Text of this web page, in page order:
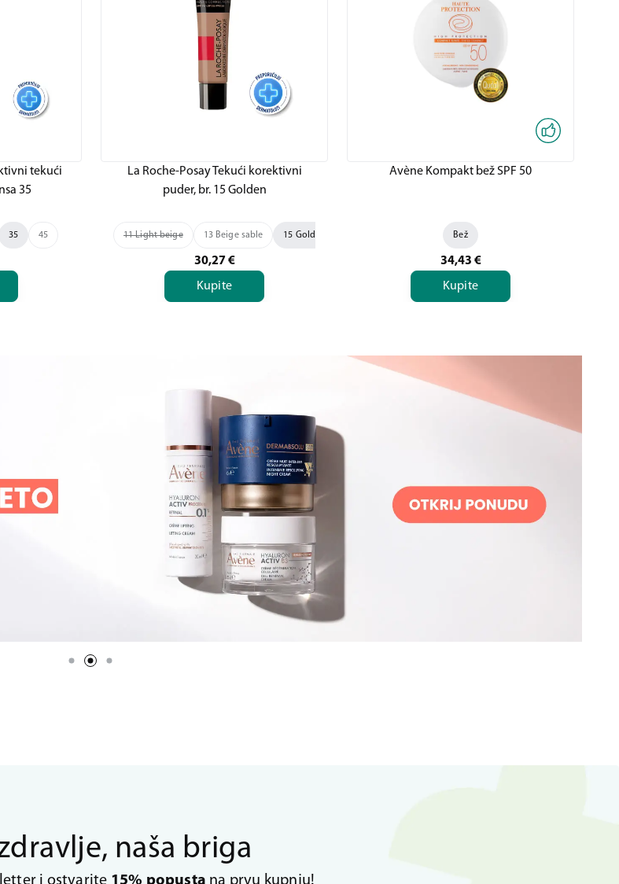
tekući
35
35 45
La Roche-Posay Tekući korektivni
puder, br. 15 Golden
11 Light beige 13 Beige sable 15 Golden
30,27 €
Kupite
Avène Kompakt bež SPF 50
Bež
34,43 €
Kupite
naša briga